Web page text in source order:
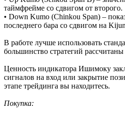
таймфрейме со сдвигом от второго.
• Down Kumo (Chinkou Span) –
последнего бара со сдвигом на
В работе лучше использовать
большинство стратегий
Ценность индикатора Ишимоку
сигналов на вход или закрытие
этапе трейдинга вы находитесь.
Покупка: